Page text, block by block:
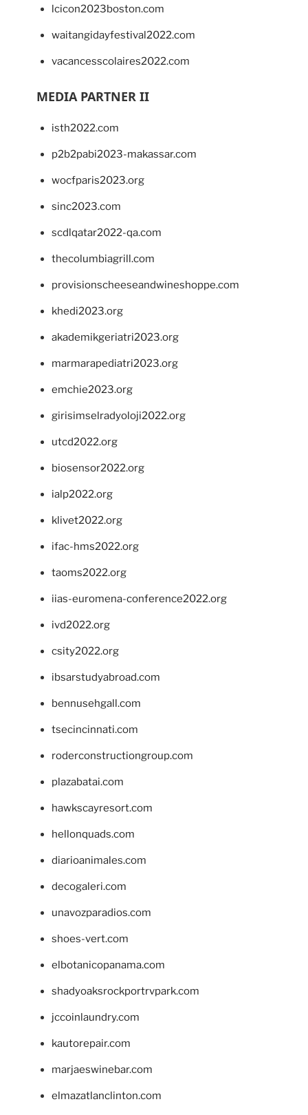
lcicon2023boston.com
waitangidayfestival2022.com
vacancesscolaires2022.com
MEDIA PARTNER II
isth2022.com
p2b2pabi2023-makassar.com
wocfparis2023.org
sinc2023.com
scdlqatar2022-qa.com
thecolumbiagrill.com
provisionscheeseandwineshoppe.com
khedi2023.org
akademikgeriatri2023.org
marmarapediatri2023.org
emchie2023.org
girisimselradyoloji2022.org
utcd2022.org
biosensor2022.org
ialp2022.org
klivet2022.org
ifac-hms2022.org
taoms2022.org
iias-euromena-conference2022.org
ivd2022.org
csity2022.org
ibsarstudyabroad.com
bennusehgall.com
tsecincinnati.com
roderconstructiongroup.com
plazabatai.com
hawkscayresort.com
hellonquads.com
diarioanimales.com
decogaleri.com
unavozparadios.com
shoes-vert.com
elbotanicopanama.com
shadyoaksrockportrvpark.com
jccoinlaundry.com
kautorepair.com
marjaeswinebar.com
elmazatlanclinton.com